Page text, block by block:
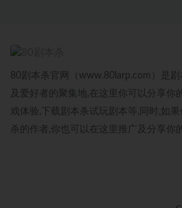
80剧本杀官网（www.80larp.com）是剧
及爱好者的聚集地,在这里你可以分享你
戏体验,下载剧本杀试玩剧本等,同时,如果
杀的作者,你也可以在这里推广及分享你